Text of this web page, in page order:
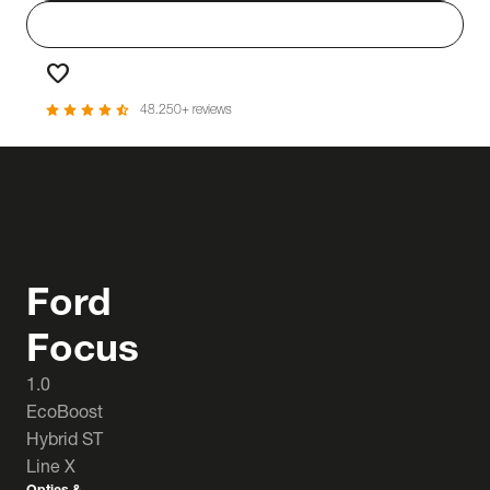
favorite
star star star star star_half 48.250+ reviews
Ford
Focus
1.0
EcoBoost
Hybrid ST
Line X